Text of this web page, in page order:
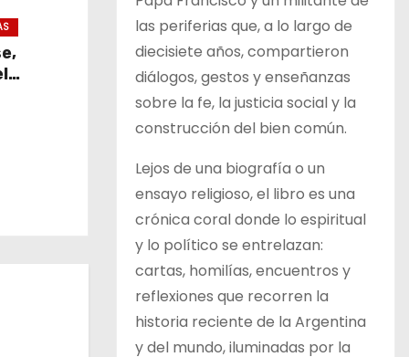
las periferias que, a lo largo de
diecisiete años, compartieron
diálogos, gestos y enseñanzas
sobre la fe, la justicia social y la
construcción del bien común.
Lejos de una biografía o un
ensayo religioso, el libro es una
crónica coral donde lo espiritual
y lo político se entrelazan:
cartas, homilías, encuentros y
reflexiones que recorren la
historia reciente de la Argentina
y del mundo, iluminadas por la